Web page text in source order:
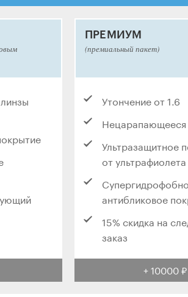
ПРЕМИУМ
(премиальный пакет)
Утончение от 1.6
Нецарапающееся
Ультразащитное
от
антибликовое
15% скидка на
заказ
+ 10000 ₽